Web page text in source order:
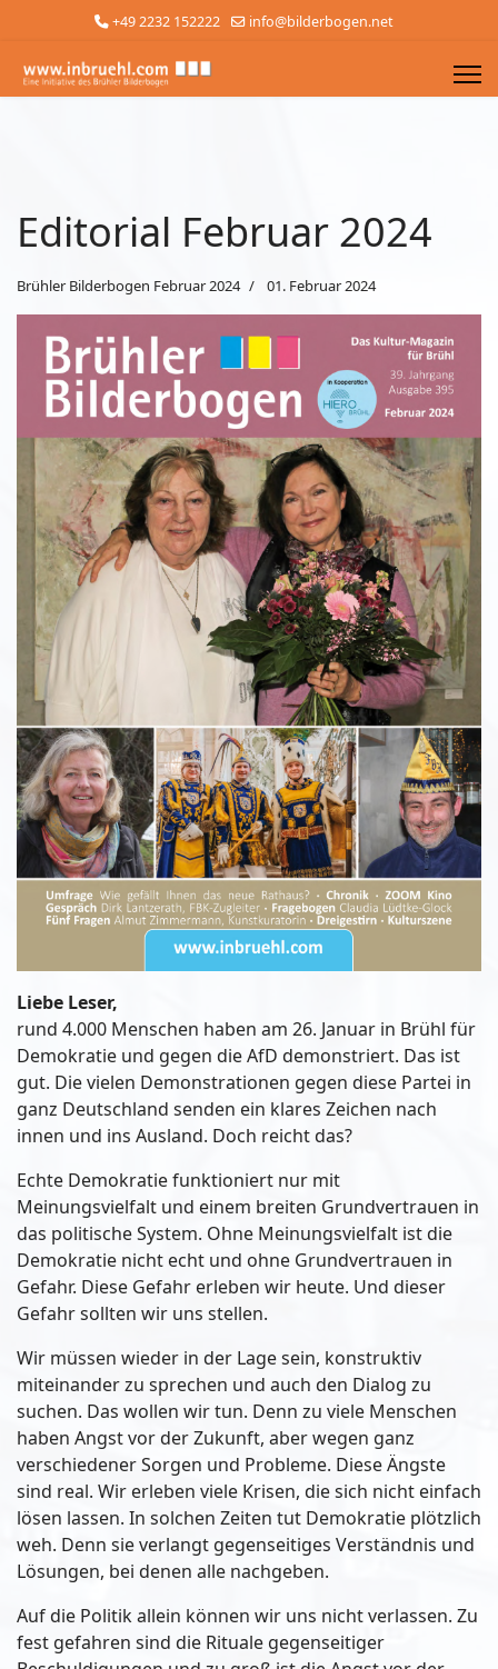
+49 2232 152222 info@bilderbogen.net
Editorial Februar 2024
Brühler Bilderbogen Februar 2024 01. Februar 2024
Liebe Leser,
rund 4.000 Menschen haben am 26. Januar in Brühl für
Demokratie und gegen die AfD demonstriert. Das ist
gut. Die vielen Demonstrationen gegen diese Partei in
ganz Deutschland senden ein klares Zeichen nach
innen und ins Ausland. Doch reicht das?
Echte Demokratie funktioniert nur mit
Meinungsvielfalt und einem breiten Grundvertrauen in
das politische System. Ohne Meinungsvielfalt ist die
Demokratie nicht echt und ohne Grundvertrauen in
Gefahr. Diese Gefahr erleben wir heute. Und dieser
Gefahr sollten wir uns stellen.
Wir müssen wieder in der Lage sein, konstruktiv
miteinander zu sprechen und auch den Dialog zu
suchen. Das wollen wir tun. Denn zu viele Menschen
haben Angst vor der Zukunft, aber wegen ganz
verschiedener Sorgen und Probleme. Diese Ängste
sind real. Wir erleben viele Krisen, die sich nicht einfach
lösen lassen. In solchen Zeiten tut Demokratie plötzlich
weh. Denn sie verlangt gegenseitiges Verständnis und
Lösungen, bei denen alle nachgeben.
Auf die Politik allein können wir uns nicht verlassen. Zu
fest gefahren sind die Rituale gegenseitiger